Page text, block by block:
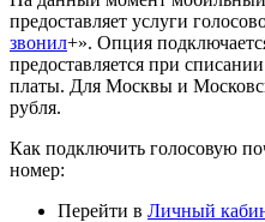
предоставляет услуги
звонил+». Опция
предоставляется при
платы. Для Москвы и
рубля.
Как подключить голосовую
номер:
Перейти в Личный